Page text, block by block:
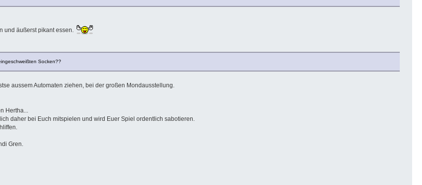
und äußerst pikant essen.
Socken??
aussem Automaten ziehen, bei der großen Mondausstellung.
Hertha...
daher bei Euch mitspielen und wird Euer Spiel ordentlich sabotieren.
Gren.